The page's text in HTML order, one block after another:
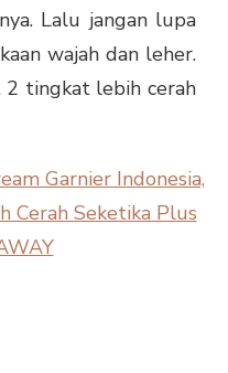
Lalu jangan lupa
wajah dan leher.
2 tingkat lebih cerah